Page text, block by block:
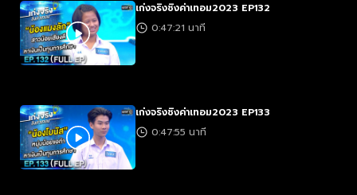
เก่งจริงชิงค่าเทอม2023 EP132
0:47:21 นาที
เก่งจริงชิงค่าเทอม2023 EP133
0:47:55 นาที